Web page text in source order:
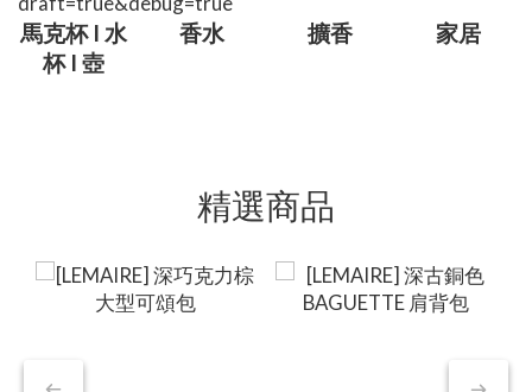
馬克杯 I 水
杯 I 壺
香水 擴香 家居
精選商品